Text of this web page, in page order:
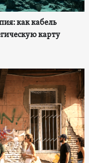
как кабель
карту